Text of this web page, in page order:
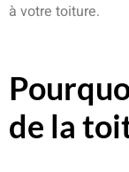
à votre toiture.
de la